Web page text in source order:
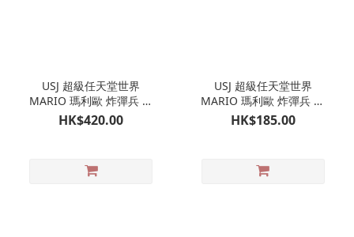
USJ 超級任天堂世界
MARIO 瑪利歐 炸彈兵 行
走玩具｜日本環球影城限
HK$420.00
USJ 超級任天堂世界
MARIO 瑪利歐 炸彈兵 孖
裝吊飾掛飾｜日本環球影
城限定
HK$185.00